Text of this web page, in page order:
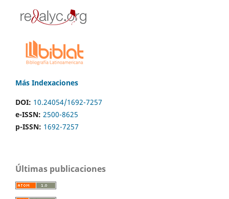
Más Indexaciones
DOI: 10.24054/1692-7257
e-ISSN: 2500-8625
p-ISSN: 1692-7257
Últimas publicaciones